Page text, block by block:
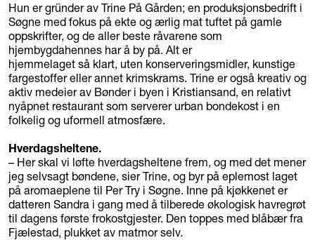
Hun er gründer av Trine På Gården; en produksjonsbedrift i
Søgne med fokus på ekte og ærlig mat tuftet på gamle
oppskrifter, og de aller beste råvarene som
hjembygdahennes har å by på. Alt er
hjemmelaget så klart, uten konserveringsmidler, kunstige
fargestoffer eller annet krimskrams. Trine er også kreativ og
aktiv medeier av Bønder i byen i Kristiansand, en relativt
nyåpnet restaurant som serverer urban bondekost i en
folkelig og uformell atmosfære.
Hverdagsheltene.
– Her skal vi løfte hverdagsheltene frem, og med det mener
jeg selvsagt bøndene, sier Trine, og byr på eplemost laget
på aromaeplene til Per Try i Søgne. Inne på kjøkkenet er
datteren Sandra i gang med å tilberede økologisk havregrøt
til dagens første frokostgjester. Den toppes med blåbær fra
Fjælestad, plukket av matmor selv.